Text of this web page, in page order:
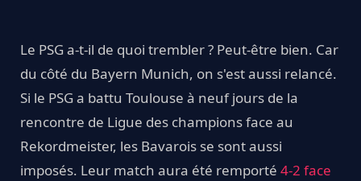
Le PSG a-t-il de quoi trembler ? Peut-être bien. Car
du côté du Bayern Munich, on s'est aussi relancé.
Si le PSG a battu Toulouse à neuf jours de la
rencontre de Ligue des champions face au
Rekordmeister, les Bavarois se sont aussi
imposés. Leur match aura été remporté 4-2 face